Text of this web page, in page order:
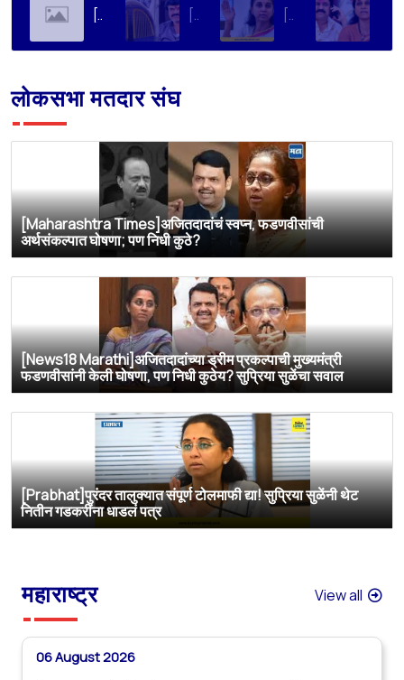
[Soha Ali Khan]Supriya Sule on Family, Power & Politics | Soha Ali Khan | Supriya Sule | All About Her [Loksatta]संतोष देशमुख हत्या प्रकरण : वाल्मिक कराडची रवानगी नागपूर कारागृहात करण्याची सुप्रिया सुळेंची मागणी [Dainik Prabhat]‘वाल्मिक कराडला बीड कारागृहातून नागपूरला हलवा’; सुप्रिया सुळेंची मुख्यमंत्र्यांकडे मोठी मागणी
लोकसभा मतदार संघ
[Maharashtra Times]अजितदादांचं स्वप्न, फडणवीसांची
अर्थसंकल्पात घोषणा; पण निधी कुठे?
[News18 Marathi]अजितदादांच्या ड्रीम प्रकल्पाची मुख्यमंत्री
फडणवीसांनी केली घोषणा, पण निधी कुठेय? सुप्रिया सुळेंचा सवाल
[Prabhat]पुरंदर तालुक्यात संपूर्ण टोलमाफी द्या! सुप्रिया सुळेंनी थेट
नितीन गडकरींना धाडलं पत्र
महाराष्ट्र View all
06 August 2026